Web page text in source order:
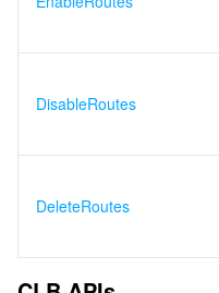
DisableRoutes
DeleteRoutes